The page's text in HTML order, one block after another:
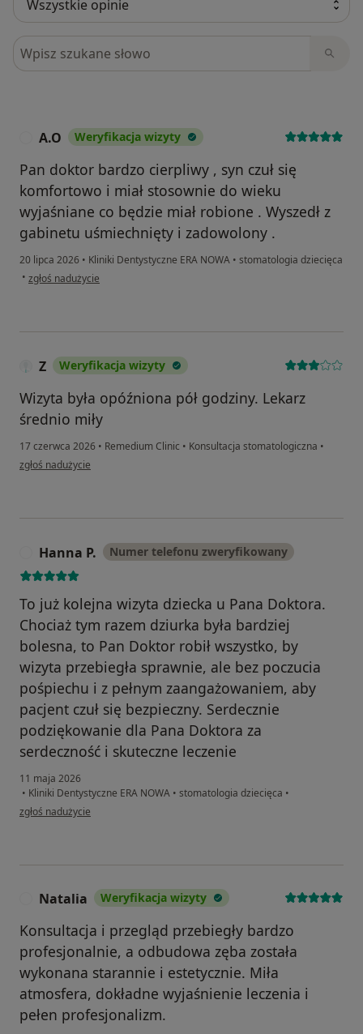
Szukaj w opiniach
A.O Weryfikacja wizyty
Pan doktor bardzo cierpliwy , syn czuł się
komfortowo i miał stosownie do wieku
wyjaśniane co będzie miał robione . Wyszedł z
gabinetu uśmiechnięty i zadowolony .
20 lipca 2026 • Kliniki Dentystyczne ERA NOWA • stomatologia dziecięca
• w opinii użytkownika A.O
zgłoś nadużycie
Z Weryfikacja wizyty
Wizyta była opóźniona pół godziny. Lekarz
średnio miły
17 czerwca 2026 • Remedium Clinic • Konsultacja stomatologiczna •
w opinii użytkownika Z
zgłoś nadużycie
Hanna P. Numer telefonu zweryfikowany
To już kolejna wizyta dziecka u Pana Doktora.
Chociaż tym razem dziurka była bardziej
bolesna, to Pan Doktor robił wszystko, by
wizyta przebiegła sprawnie, ale bez poczucia
pośpiechu i z pełnym zaangażowaniem, aby
pacjent czuł się bezpieczny. Serdecznie
podziękowanie dla Pana Doktora za
serdeczność i skuteczne leczenie
11 maja 2026
• Kliniki Dentystyczne ERA NOWA • stomatologia dziecięca •
w opinii użytkownika Hanna P.
zgłoś nadużycie
Natalia Weryfikacja wizyty
Konsultacja i przegląd przebiegły bardzo
profesjonalnie, a odbudowa zęba została
wykonana starannie i estetycznie. Miła
atmosfera, dokładne wyjaśnienie leczenia i
pełen profesjonalizm.